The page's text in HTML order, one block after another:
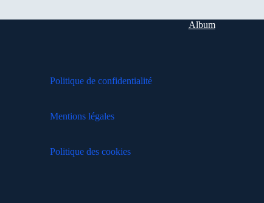
Album
Politique de confidentialité
Mentions légales
Politique des cookies